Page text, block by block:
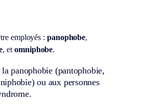
employés : panophobe,
, etomniphobe.
panophobie (pantophobie,
ou aux personnes